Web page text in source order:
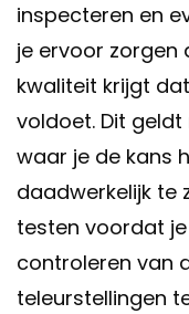
inspecteren en
je ervoor zorgen
kwaliteit krijgt
voldoet. Dit geldt
waar je de kans
daadwerkelijk te
testen voordat
controleren van
teleurstellingen